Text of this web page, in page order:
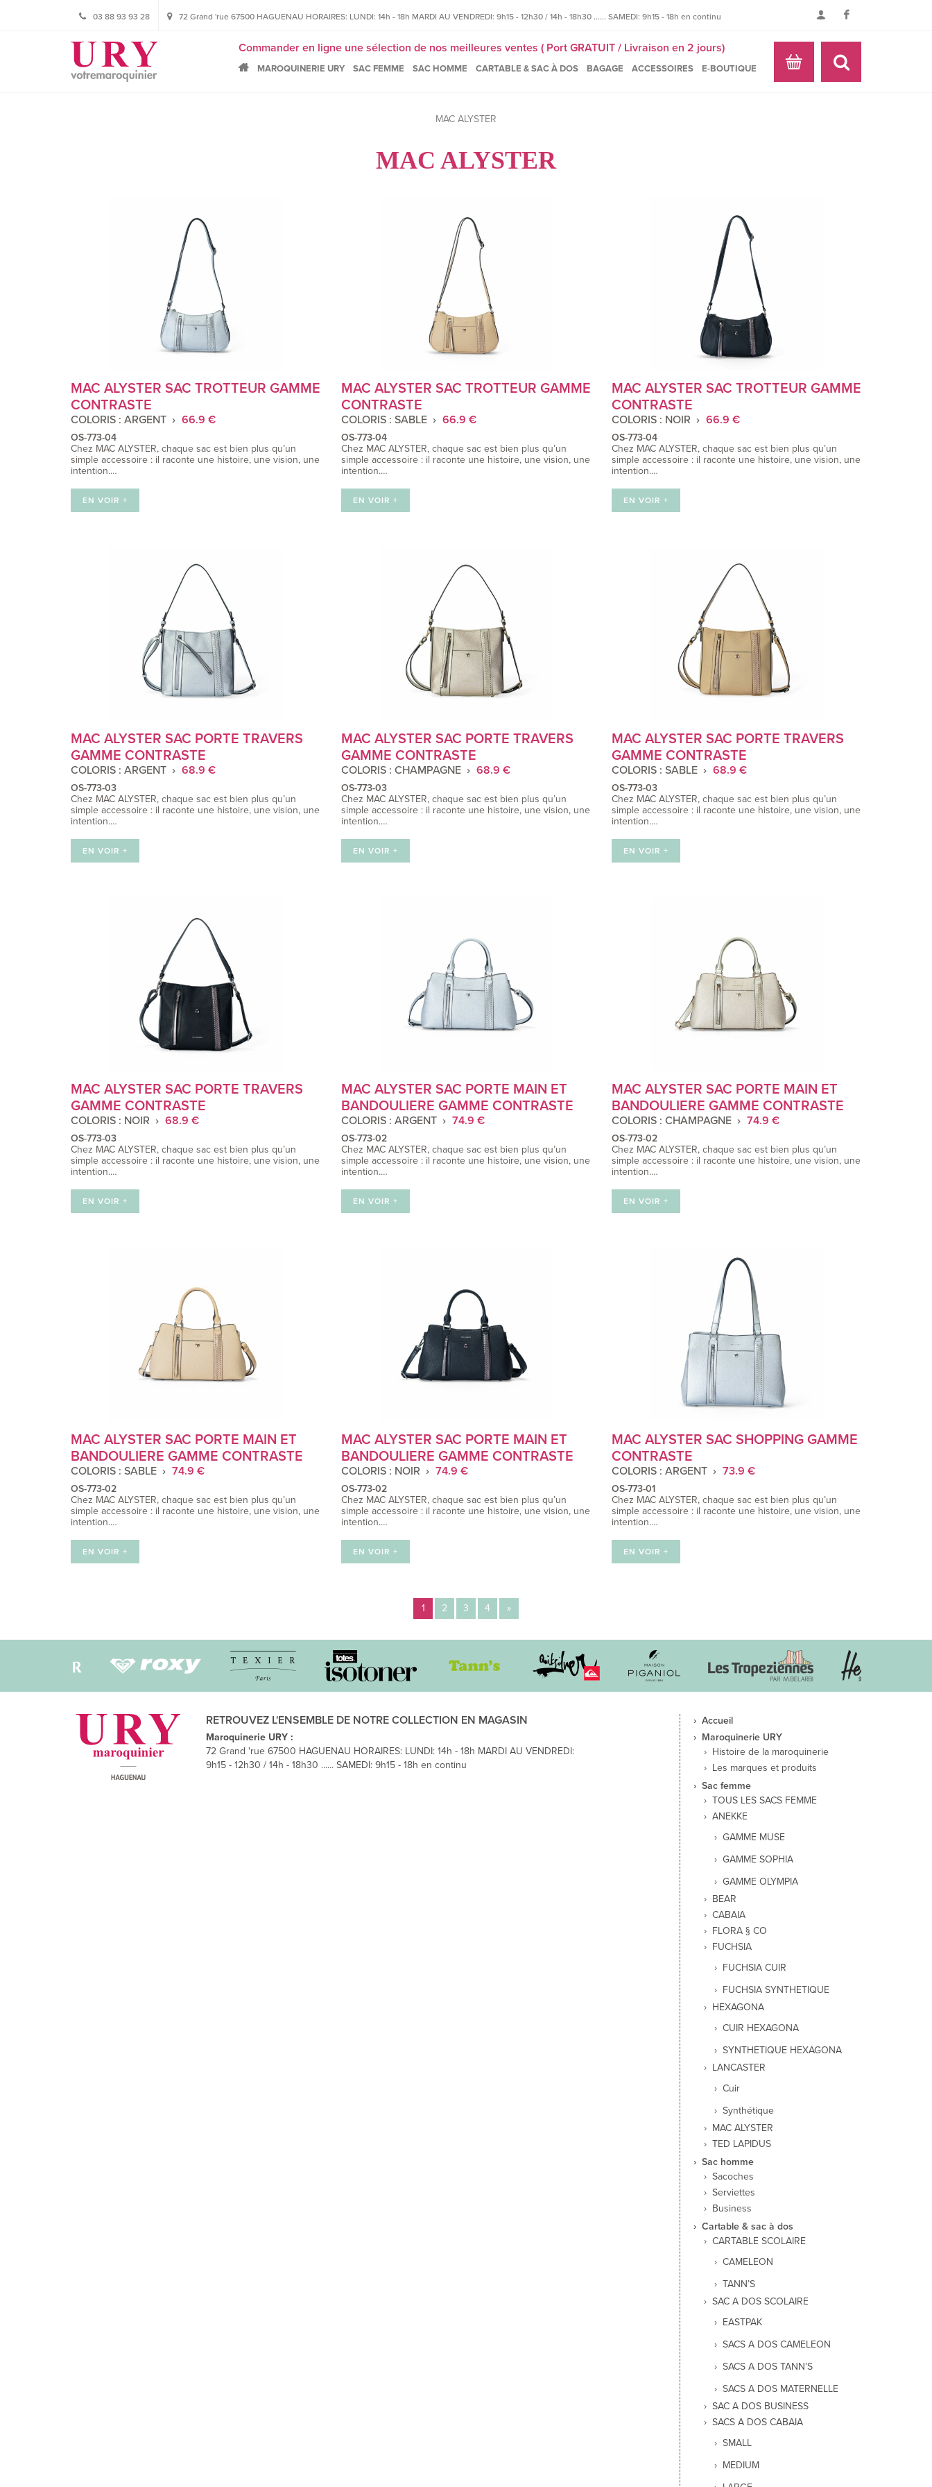
03 88 93 93 28 72 Grand 'rue 67500 HAGUENAU HORAIRES: LUNDI: 14h - 18h MARDI AU VENDREDI: 9h15 - 12h30 / 14h - 18h30 ...... SAMEDI: 9h15 - 18h en continu
Commander en ligne une sélection de nos meilleures ventes ( Port GRATUIT / Livraison en 2 jours)
MAROQUINERIE URY SAC FEMME SAC HOMME CARTABLE & SAC À DOS BAGAGE ACCESSOIRES E-BOUTIQUE
MAC ALYSTER
MAC ALYSTER
MAC ALYSTER SAC TROTTEUR GAMME
CONTRASTE
COLORIS : ARGENT 66.9 €
OS-773-04
Chez MAC ALYSTER, chaque sac est bien plus qu’un
simple accessoire : il raconte une histoire, une vision, une
intention.…
EN VOIR +
MAC ALYSTER SAC TROTTEUR GAMME
CONTRASTE
COLORIS : SABLE 66.9 €
OS-773-04
Chez MAC ALYSTER, chaque sac est bien plus qu’un
simple accessoire : il raconte une histoire, une vision, une
intention.…
EN VOIR +
MAC ALYSTER SAC TROTTEUR GAMME
CONTRASTE
COLORIS : NOIR 66.9 €
OS-773-04
Chez MAC ALYSTER, chaque sac est bien plus qu’un
simple accessoire : il raconte une histoire, une vision, une
intention.…
EN VOIR +
MAC ALYSTER SAC PORTE TRAVERS
GAMME CONTRASTE
COLORIS : ARGENT 68.9 €
OS-773-03
Chez MAC ALYSTER, chaque sac est bien plus qu’un
simple accessoire : il raconte une histoire, une vision, une
intention.…
EN VOIR +
MAC ALYSTER SAC PORTE TRAVERS
GAMME CONTRASTE
COLORIS : CHAMPAGNE 68.9 €
OS-773-03
Chez MAC ALYSTER, chaque sac est bien plus qu’un
simple accessoire : il raconte une histoire, une vision, une
intention.…
EN VOIR +
MAC ALYSTER SAC PORTE TRAVERS
GAMME CONTRASTE
COLORIS : SABLE 68.9 €
OS-773-03
Chez MAC ALYSTER, chaque sac est bien plus qu’un
simple accessoire : il raconte une histoire, une vision, une
intention.…
EN VOIR +
MAC ALYSTER SAC PORTE TRAVERS
GAMME CONTRASTE
COLORIS : NOIR 68.9 €
OS-773-03
Chez MAC ALYSTER, chaque sac est bien plus qu’un
simple accessoire : il raconte une histoire, une vision, une
intention.…
EN VOIR +
MAC ALYSTER SAC PORTE MAIN ET
BANDOULIERE GAMME CONTRASTE
COLORIS : ARGENT 74.9 €
OS-773-02
Chez MAC ALYSTER, chaque sac est bien plus qu’un
simple accessoire : il raconte une histoire, une vision, une
intention.…
EN VOIR +
MAC ALYSTER SAC PORTE MAIN ET
BANDOULIERE GAMME CONTRASTE
COLORIS : CHAMPAGNE 74.9 €
OS-773-02
Chez MAC ALYSTER, chaque sac est bien plus qu’un
simple accessoire : il raconte une histoire, une vision, une
intention.…
EN VOIR +
MAC ALYSTER SAC PORTE MAIN ET
BANDOULIERE GAMME CONTRASTE
COLORIS : SABLE 74.9 €
OS-773-02
Chez MAC ALYSTER, chaque sac est bien plus qu’un
simple accessoire : il raconte une histoire, une vision, une
intention.…
EN VOIR +
MAC ALYSTER SAC PORTE MAIN ET
BANDOULIERE GAMME CONTRASTE
COLORIS : NOIR 74.9 €
OS-773-02
Chez MAC ALYSTER, chaque sac est bien plus qu’un
simple accessoire : il raconte une histoire, une vision, une
intention.…
EN VOIR +
MAC ALYSTER SAC SHOPPING GAMME
CONTRASTE
COLORIS : ARGENT 73.9 €
OS-773-01
Chez MAC ALYSTER, chaque sac est bien plus qu’un
simple accessoire : il raconte une histoire, une vision, une
intention.…
EN VOIR +
1 2 3 4 »
RETROUVEZ L'ENSEMBLE DE NOTRE COLLECTION EN MAGASIN
Maroquinerie URY :
72 Grand 'rue 67500 HAGUENAU HORAIRES: LUNDI: 14h - 18h MARDI AU VENDREDI:
9h15 - 12h30 / 14h - 18h30 ...... SAMEDI: 9h15 - 18h en continu
Accueil
Maroquinerie URY
Histoire de la maroquinerie
Les marques et produits
Sac femme
TOUS LES SACS FEMME
ANEKKE
GAMME MUSE
GAMME SOPHIA
GAMME OLYMPIA
BEAR
CABAIA
FLORA § CO
FUCHSIA
FUCHSIA CUIR
FUCHSIA SYNTHETIQUE
HEXAGONA
CUIR HEXAGONA
SYNTHETIQUE HEXAGONA
LANCASTER
Cuir
Synthétique
MAC ALYSTER
TED LAPIDUS
Sac homme
Sacoches
Serviettes
Business
Cartable & sac à dos
CARTABLE SCOLAIRE
CAMELEON
TANN’S
SAC A DOS SCOLAIRE
EASTPAK
SACS A DOS CAMELEON
SACS A DOS TANN’S
SACS A DOS MATERNELLE
SAC A DOS BUSINESS
SACS A DOS CABAIA
SMALL
MEDIUM